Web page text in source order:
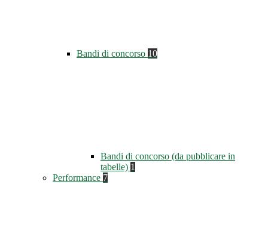
Bandi di concorso 10
Bandi di concorso (da pubblicare in
tabelle) 1
Performance 7